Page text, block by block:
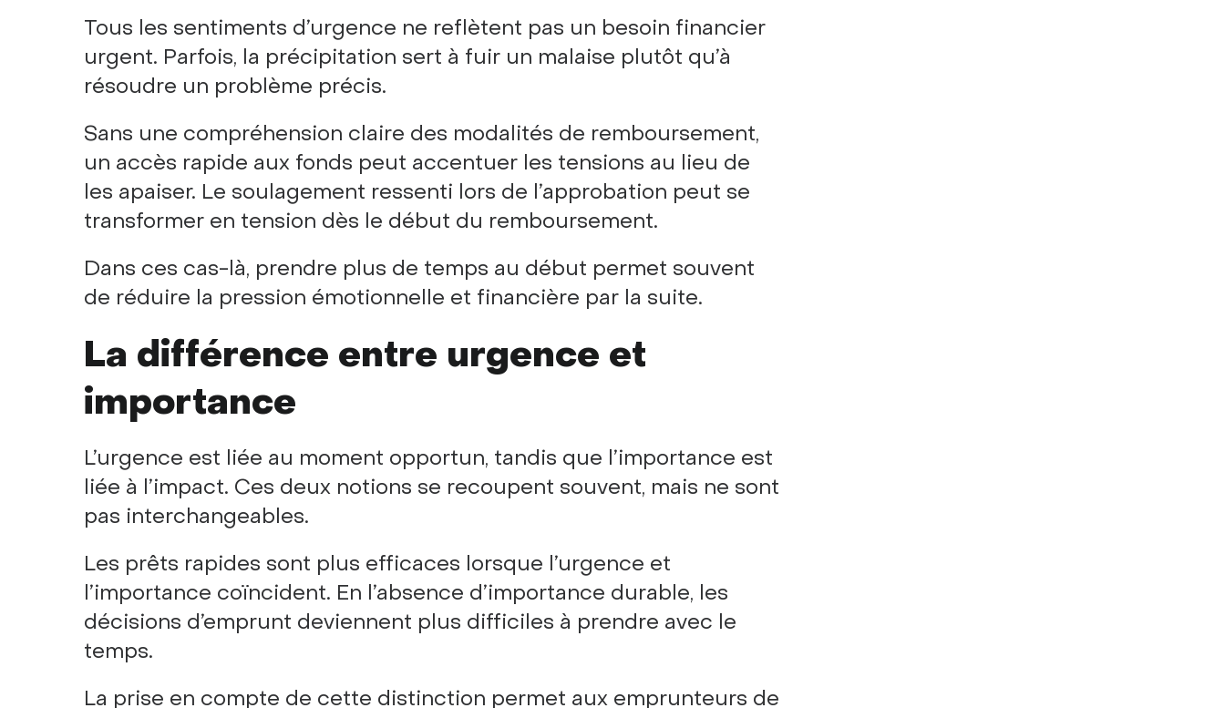
Tous les sentiments d’urgence ne reflètent pas un besoin financier
urgent. Parfois, la précipitation sert à fuir un malaise plutôt qu’à
résoudre un problème précis.
Sans une compréhension claire des modalités de remboursement,
un accès rapide aux fonds peut accentuer les tensions au lieu de
les apaiser. Le soulagement ressenti lors de l’approbation peut se
transformer en tension dès le début du remboursement.
Dans ces cas-là, prendre plus de temps au début permet souvent
de réduire la pression émotionnelle et financière par la suite.
La différence entre urgence et
importance
L’urgence est liée au moment opportun, tandis que l’importance est
liée à l’impact. Ces deux notions se recoupent souvent, mais ne sont
pas interchangeables.
Les prêts rapides sont plus efficaces lorsque l’urgence et
l’importance coïncident. En l’absence d’importance durable, les
décisions d’emprunt deviennent plus difficiles à prendre avec le
temps.
La prise en compte de cette distinction permet aux emprunteurs de